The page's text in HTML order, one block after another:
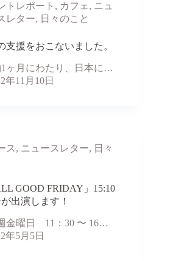
トレポート , カフェ , ニュ
レター, 日々のこと
支援をおこないました。
ヶ月にわたり、日本に…
年11月10日
ス , ニュースレター, 日々
GOOD FRIDAY」15:10
出演します！
金曜日 11：30 〜 16…
年5月5日